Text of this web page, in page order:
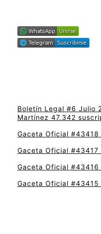
Boletín Legal #6 Julio
Martínez 47.342
Gaceta Oficial #43418
Gaceta Oficial #43417
Gaceta Oficial
Gaceta Oficial